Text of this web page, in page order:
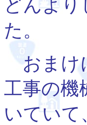
どんよ
た。
おまけ
工事の機
いていて